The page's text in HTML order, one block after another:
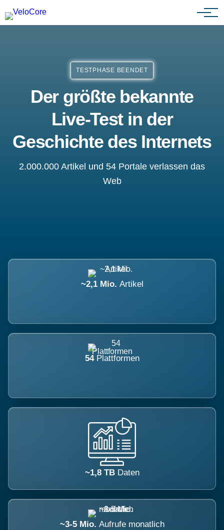
Agenturen & Webdesigner
TESTPHASE BEENDET
Der größte bekannte
Live-Test in der
Geschichte des Internets
2.000.000 Artikel und 54 Portale verlassen das
Web
~2,1 Mio. Artikel
54 Plattformen
~1,8 TB Daten
~3-5 Mio. Aufrufe monatlich